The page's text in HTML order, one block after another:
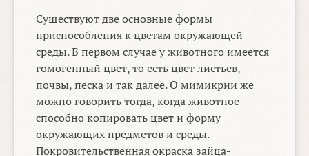
Существуют две основные формы
приспособления к цветам окружающей
среды. В первом случае у животного имеется
гомогенный цвет, то есть цвет листьев,
почвы, песка и так далее. О мимикрии же
можно говорить тогда, когда животное
способно копировать цвет и форму
окружающих предметов и среды.
Покровительственная окраска зайца-